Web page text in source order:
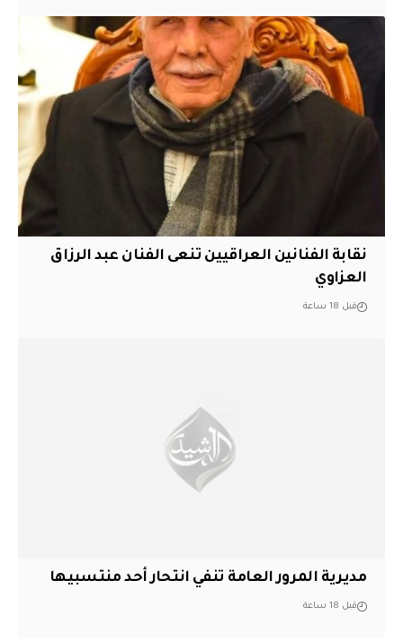
نقابة الفنانين العراقيين تنعى الفنان عبد الرزاق
العزاوي
قبل 18 ساعة
مديرية المرور العامة تنفي انتحار أحد منتسبيها
قبل 18 ساعة